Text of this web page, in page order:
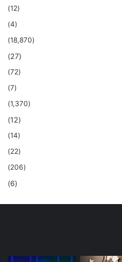
(12)
(4)
(18,870)
(27)
(72)
(7)
(1,370)
(12)
(14)
(22)
(206)
(6)